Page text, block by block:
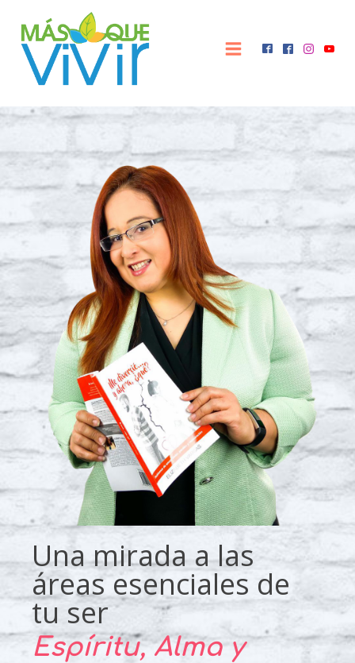
Una mirada a las
áreas esenciales de
tu ser
Espíritu, Alma y